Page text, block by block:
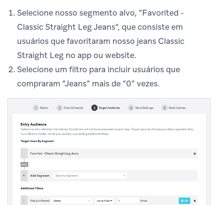
Selecione nosso segmento alvo, “Favorited -
Classic Straight Leg Jeans”, que consiste em
usuários que favoritaram nosso jeans Classic
Straight Leg no app ou website.
Selecione um filtro para incluir usuários que
compraram “Jeans” mais de “0” vezes.